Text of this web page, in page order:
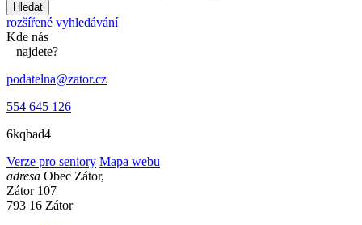
Hledat
rozšířené vyhledávání
Kde nás
najdete?
podatelna@zator.cz
554 645 126
6kqbad4
Verze pro seniory Mapa webu
adresa Obec Zátor,
Zátor 107
793 16 Zátor